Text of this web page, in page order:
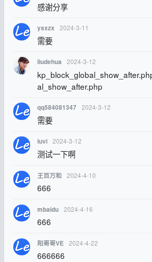
感谢分享
ysxzx 2024-3-11
需要
liudehua 2024-3-12
al_show_after.php
qq584081347 2024-3-12
需要
iuvi 2024-3-12
测试一下啊
王百万和 2024-4-10
666
mbaidu 2024-4-16
666
阳哥哥VE 2024-4-22
666666